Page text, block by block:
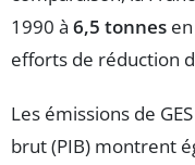
1990 à 6,5 tonnes
efforts de réduction
Les émissions de
brut (PIB) montrent